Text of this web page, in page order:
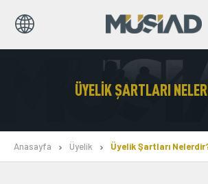
TR
EN
ÜYELIK ŞARTLARI
Anasayfa Üyelik Üyelik Şartları